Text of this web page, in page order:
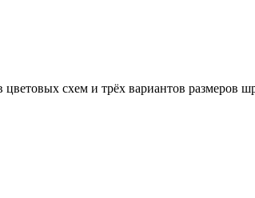
схем и трёх вариантов размеров